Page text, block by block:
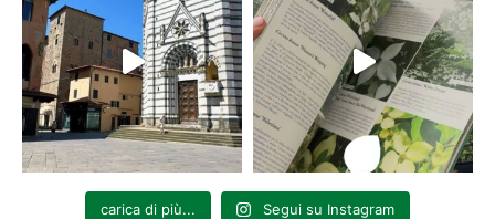
carica di più... Segui su Instagram